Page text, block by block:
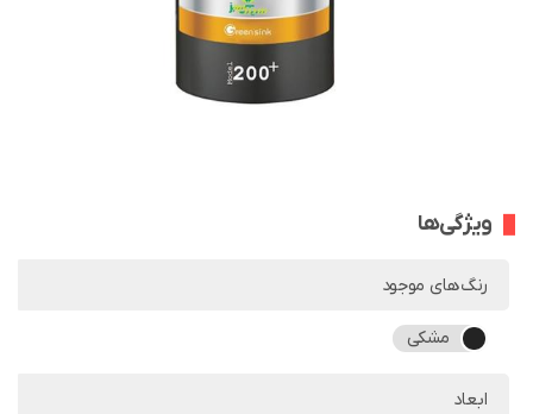
ویژگی‌ها
رنگ‌های موجود
مشکی
ابعاد